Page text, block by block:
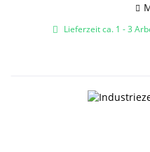
Lieferzeit ca. 1 - 3